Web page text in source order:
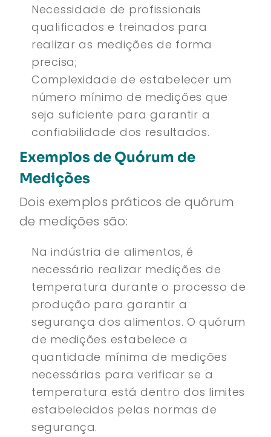
Necessidade de profissionais
qualificados e treinados para
realizar as medições de forma
precisa;
Complexidade de estabelecer um
número mínimo de medições que
seja suficiente para garantir a
confiabilidade dos resultados.
Exemplos de Quórum de
Medições
Dois exemplos práticos de quórum
de medições são:
Na indústria de alimentos, é
necessário realizar medições de
temperatura durante o processo de
produção para garantir a
segurança dos alimentos. O quórum
de medições estabelece a
quantidade mínima de medições
necessárias para verificar se a
temperatura está dentro dos limites
estabelecidos pelas normas de
segurança.